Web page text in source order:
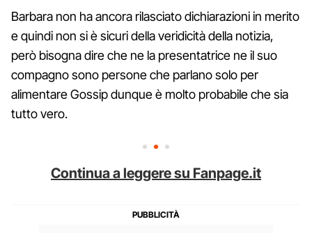
Barbara non ha ancora rilasciato dichiarazioni in merito
e quindi non si è sicuri della veridicità della notizia,
però bisogna dire che ne la presentatrice ne il suo
compagno sono persone che parlano solo per
alimentare Gossip dunque è molto probabile che sia
tutto vero.
Continua a leggere su Fanpage.it